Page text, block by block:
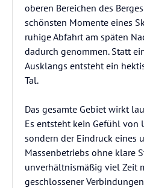
oberen Bereichen des
schönsten Momente eines
ruhige Abfahrt am späten
dadurch genommen. Statt
Ausklangs entsteht ein
Tal.
Das gesamte Gebiet wirkt
Es entsteht kein Gefühl von
sondern der Eindruck eines
Massenbetriebs ohne klare
unverhältnismäßig viel Zeit
geschlossener